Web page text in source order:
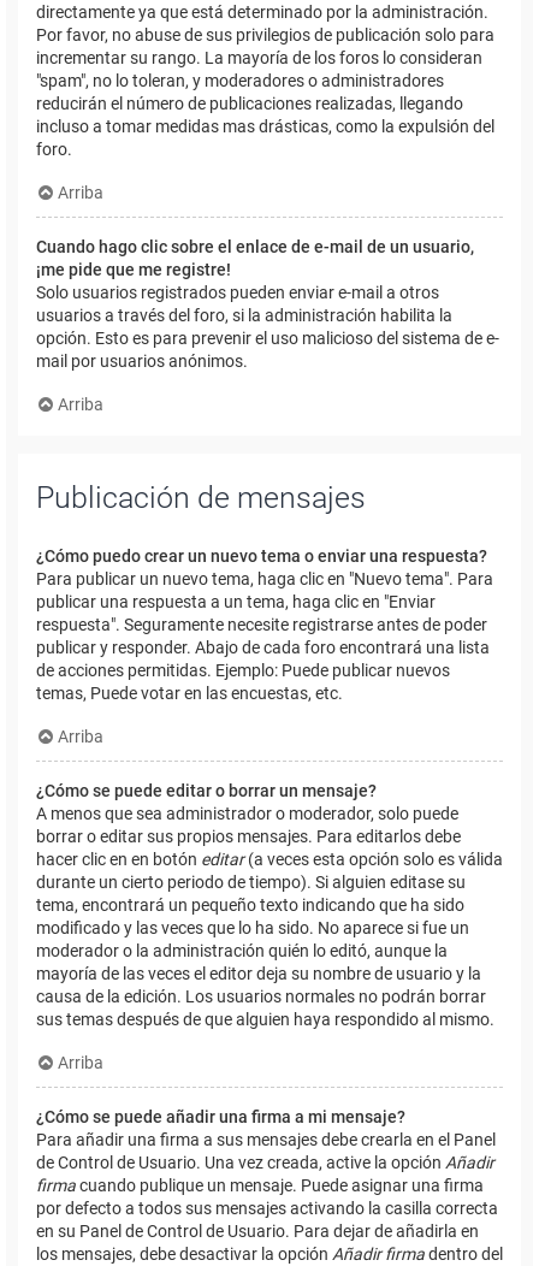
directamente ya que está determinado por la administración.
Por favor, no abuse de sus privilegios de publicación solo para
incrementar su rango. La mayoría de los foros lo consideran
"spam", no lo toleran, y moderadores o administradores
reducirán el número de publicaciones realizadas, llegando
incluso a tomar medidas mas drásticas, como la expulsión del
foro.
Arriba
Cuando hago clic sobre el enlace de e-mail de un usuario,
¡me pide que me registre!
Solo usuarios registrados pueden enviar e-mail a otros
usuarios a través del foro, si la administración habilita la
opción. Esto es para prevenir el uso malicioso del sistema de e-
mail por usuarios anónimos.
Arriba
Publicación de mensajes
¿Cómo puedo crear un nuevo tema o enviar una respuesta?
Para publicar un nuevo tema, haga clic en "Nuevo tema". Para
publicar una respuesta a un tema, haga clic en "Enviar
respuesta". Seguramente necesite registrarse antes de poder
publicar y responder. Abajo de cada foro encontrará una lista
de acciones permitidas. Ejemplo: Puede publicar nuevos
temas, Puede votar en las encuestas, etc.
Arriba
¿Cómo se puede editar o borrar un mensaje?
A menos que sea administrador o moderador, solo puede
borrar o editar sus propios mensajes. Para editarlos debe
hacer clic en en botón editar(a veces esta opción solo es válida
durante un cierto periodo de tiempo). Si alguien editase su
tema, encontrará un pequeño texto indicando que ha sido
modificado y las veces que lo ha sido. No aparece si fue un
moderador o la administración quién lo editó, aunque la
mayoría de las veces el editor deja su nombre de usuario y la
causa de la edición. Los usuarios normales no podrán borrar
sus temas después de que alguien haya respondido al mismo.
Arriba
¿Cómo se puede añadir una firma a mi mensaje?
Para añadir una firma a sus mensajes debe crearla en el Panel
de Control de Usuario. Una vez creada, active la opción Añadir
firmacuando publique un mensaje. Puede asignar una firma
por defecto a todos sus mensajes activando la casilla correcta
en su Panel de Control de Usuario. Para dejar de añadirla en
los mensajes, debe desactivar la opción Añadir firmadentro del